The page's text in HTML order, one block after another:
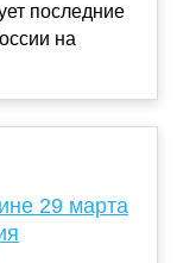
последние
на
29 марта